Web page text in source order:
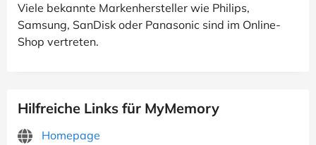
Viele bekannte Markenhersteller wie Philips,
Samsung, SanDisk oder Panasonic sind im Online-
Shop vertreten.
Hilfreiche Links für MyMemory
Homepage